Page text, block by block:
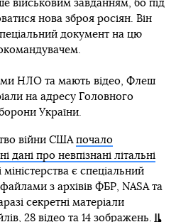
військовим завданням, бо під
нова зброя росіян. Він
документ на цю
НЛО та мають відео, Флеш
на адресу Головного
України.
війни США почало
дані про невпізнані літальні
є спеціальний
з архівів ФБР, NASA та
секретні матеріали
28 відео та 14 зображень.